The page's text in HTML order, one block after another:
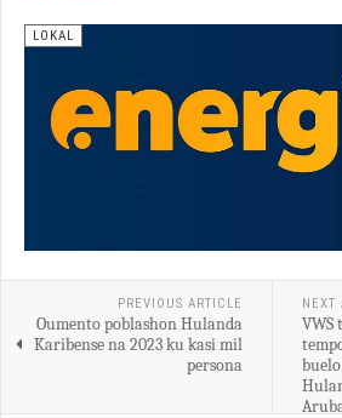
LOKAL
PREVIOUS ARTICLE
Oumento poblashon Hulanda
Karibense na 2023 ku kasi mil
persona
NEXT
VWS